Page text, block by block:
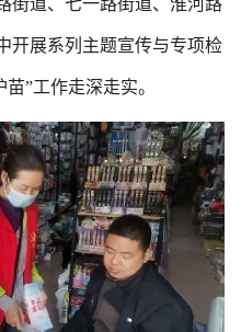
街道、七一路街道、淮河路
开展系列主题宣传与专项检
”工作走深走实。